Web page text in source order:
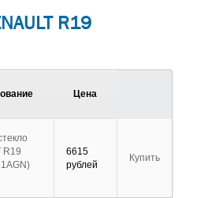
R19
Цена
R19
6615
рублей
Купить